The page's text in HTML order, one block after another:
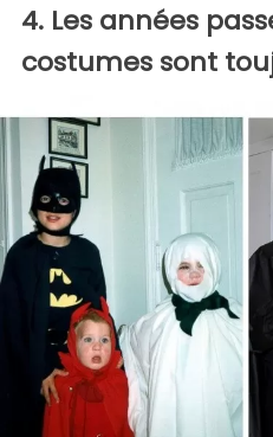
4. Les années
costumes sont